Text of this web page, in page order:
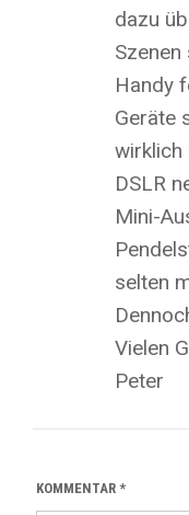
dazu
Handy
Geräte
wirklich
DSLR
Mini-
selten
Vielen
Peter
KOMMENTAR *